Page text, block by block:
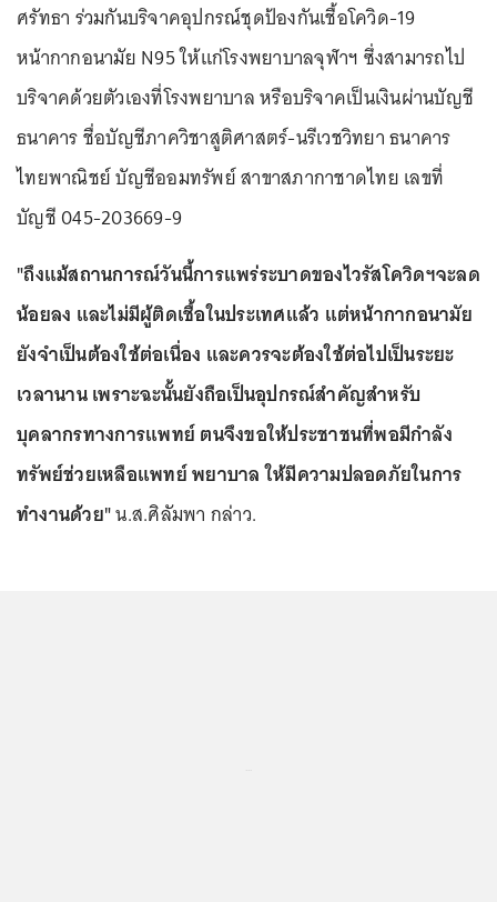
ศรัทธา ร่วมกันบริจาคอุปกรณ์ชุดป้องกันเชื้อโควิด-19
หน้ากากอนามัย N95 ให้แก่โรงพยาบาลจุฬาฯ ซึ่งสามารถไป
บริจาคด้วยตัวเองที่โรงพยาบาล หรือบริจาคเป็นเงินผ่านบัญชี
ธนาคาร ชื่อบัญชีภาควิชาสูติศาสตร์-นรีเวชวิทยา ธนาคาร
ไทยพาณิชย์ บัญชีออมทรัพย์ สาขาสภากาชาดไทย เลขที่
บัญชี 045-203669-9
"ถึงแม้สถานการณ์วันนี้การแพร่ระบาดของไวรัสโควิดฯจะลด
น้อยลง และไม่มีผู้ติดเชื้อในประเทศแล้ว แต่หน้ากากอนามัย
ยังจำเป็นต้องใช้ต่อเนื่อง และควรจะต้องใช้ต่อไปเป็นระยะ
เวลานาน เพราะฉะนั้นยังถือเป็นอุปกรณ์สำคัญสำหรับ
บุคลากรทางการแพทย์ ตนจึงขอให้ประชาชนที่พอมีกำลัง
ทรัพย์ช่วยเหลือแพทย์ พยาบาล ให้มีความปลอดภัยในการ
ทำงานด้วย"น.ส.ศิลัมพา กล่าว.